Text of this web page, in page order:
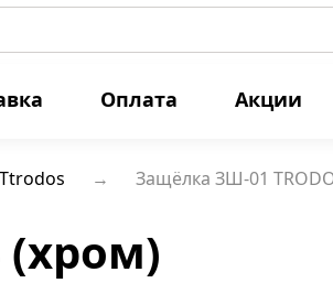
Оплата Акции
Защёлка ЗШ-01
(хром)